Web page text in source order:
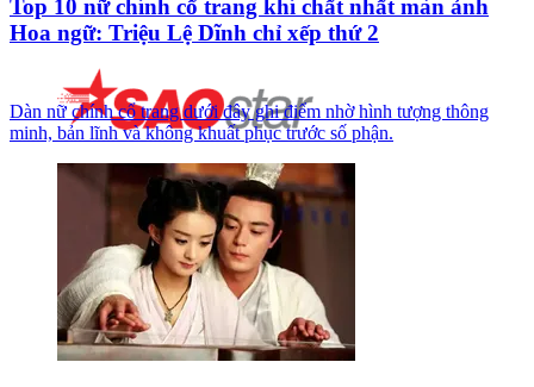
Top 10 nữ chính cổ trang khí chất nhất màn ảnh
Hoa ngữ: Triệu Lệ Dĩnh chỉ xếp thứ 2
Dàn nữ chính cổ trang dưới đây ghi điểm nhờ hình tượng thông
minh, bản lĩnh và không khuất phục trước số phận.